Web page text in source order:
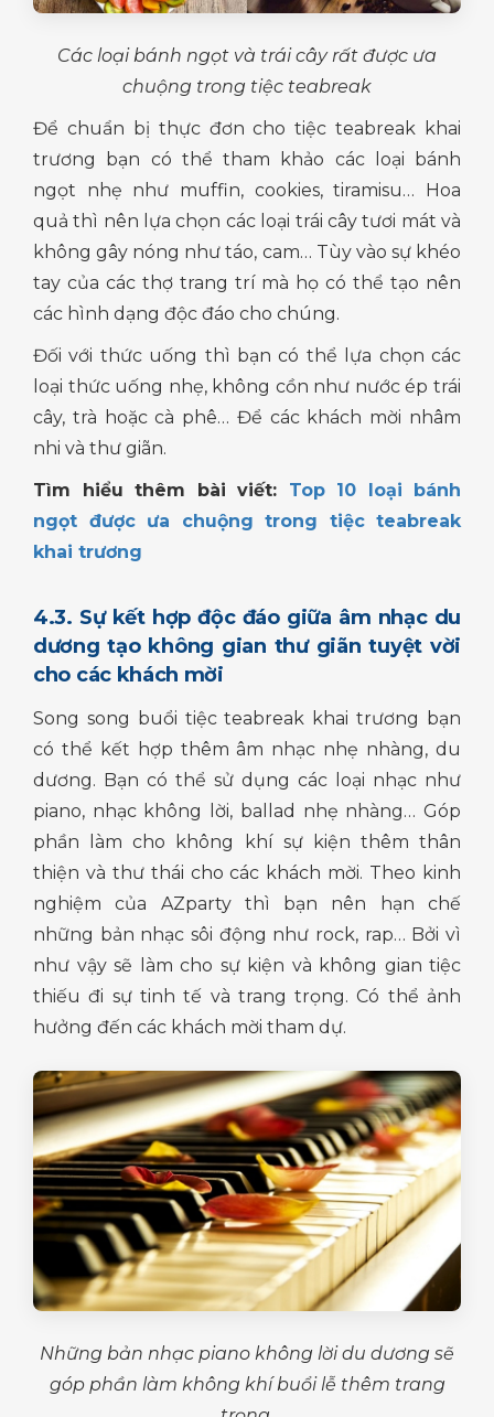
Các loại bánh ngọt và trái cây rất được ưa
chuộng trong tiệc teabreak
Để chuẩn bị thực đơn cho tiệc teabreak khai
trương bạn có thể tham khảo các loại bánh
ngọt nhẹ như muffin, cookies, tiramisu… Hoa
quả thì nên lựa chọn các loại trái cây tươi mát và
không gây nóng như táo, cam… Tùy vào sự khéo
tay của các thợ trang trí mà họ có thể tạo nên
các hình dạng độc đáo cho chúng.
Đối với thức uống thì bạn có thể lựa chọn các
loại thức uống nhẹ, không cồn như nước ép trái
cây, trà hoặc cà phê… Để các khách mời nhâm
nhi và thư giãn.
Tìm hiểu thêm bài viết: Top 10 loại bánh
ngọt được ưa chuộng trong tiệc teabreak
khai trương
4.3. Sự kết hợp độc đáo giữa âm nhạc du
dương tạo không gian thư giãn tuyệt vời
cho các khách mời
Song song buổi tiệc teabreak khai trương bạn
có thể kết hợp thêm âm nhạc nhẹ nhàng, du
dương. Bạn có thể sử dụng các loại nhạc như
piano, nhạc không lời, ballad nhẹ nhàng… Góp
phần làm cho không khí sự kiện thêm thân
thiện và thư thái cho các khách mời. Theo kinh
nghiệm của AZparty thì bạn nên hạn chế
những bản nhạc sôi động như rock, rap… Bởi vì
như vậy sẽ làm cho sự kiện và không gian tiệc
thiếu đi sự tinh tế và trang trọng. Có thể ảnh
hưởng đến các khách mời tham dự.
Những bản nhạc piano không lời du dương sẽ
góp phần làm không khí buổi lễ thêm trang